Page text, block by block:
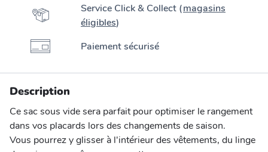
Service Click & Collect (magasins
éligibles)
Paiement sécurisé
Description
Ce sac sous vide sera parfait pour optimiser le rangement
dans vos placards lors des changements de saison.
Vous pourrez y glisser à l'intérieur des vêtements, du linge